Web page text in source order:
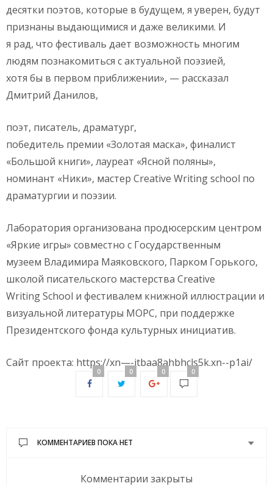
десятки поэтов, которые в будущем, я уверен, будут
признаны выдающимися и даже великими. И
я рад, что фестиваль дает возможность многим
людям познакомиться с актуальной поэзией,
хотя бы в первом приближении», — рассказал
Дмитрий Данилов,
поэт, писатель, драматург,
победитель премии «Золотая маска», финалист
«Большой книги», лауреат «Ясной поляны»,
номинант «Ники», мастер Creative Writing school по
драматургии и поэзии.
Лаборатория организована продюсерским центром
«Яркие игры» совместно с Государственным
музеем Владимира Маяковского, Парком Горького,
школой писательского мастерства Creative
Writing School и фестивалем книжной иллюстрации и
визуальной литературы МОРС, при поддержке
Президентского фонда культурных инициатив.
Сайт проекта: https://xn—-jtbaa8ahbhcls5k.xn--p1ai/
0 0 0 0
КОММЕНТАРИЕВ ПОКА НЕТ
Комментарии закрыты